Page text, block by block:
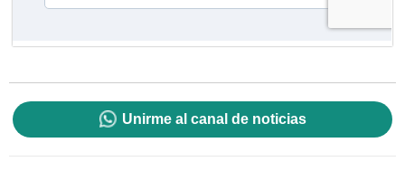
Unirme al canal de noticias